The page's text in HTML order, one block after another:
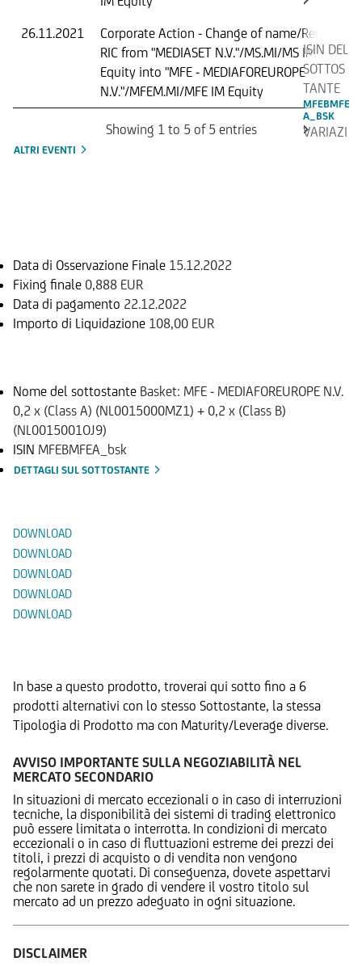
26.11.2021
Corporate Action - Change of name/Reuters
RIC from "MEDIASET N.V."/MS.MI/MS IM
Equity into "MFE - MEDIAFOREUROPE
N.V."/MFEM.MI/MFE IM Equity
ISIN DEL
SOTTOS
TANTE
MFEBMFE
A_BSK
VARIAZI
EUR
VALORE
Showing 1 to 5 of 5 entries
ALTRI EVENTI
Data di Osservazione Finale 15.12.2022
Fixing finale 0,888 EUR
Data di pagamento 22.12.2022
Importo di Liquidazione 108,00 EUR
Nome del sottostante Basket: MFE - MEDIAFOREUROPE N.V.
0,2 x (Class A) (NL0015000MZ1) + 0,2 x (Class B)
(NL0015001OJ9)
ISIN MFEBMFEA_bsk
DETTAGLI SUL SOTTOSTANTE
DOWNLOAD
DOWNLOAD
DOWNLOAD
DOWNLOAD
DOWNLOAD
In base a questo prodotto, troverai qui sotto fino a 6
prodotti alternativi con lo stesso Sottostante, la stessa
Tipologia di Prodotto ma con Maturity/Leverage diverse.
AVVISO IMPORTANTE SULLA NEGOZIABILITÀ NEL
MERCATO SECONDARIO
In situazioni di mercato eccezionali o in caso di interruzioni
tecniche, la disponibilità dei sistemi di trading elettronico
può essere limitata o interrotta. In condizioni di mercato
eccezionali o in caso di fluttuazioni estreme dei prezzi dei
titoli, i prezzi di acquisto o di vendita non vengono
regolarmente quotati. Di conseguenza, dovete aspettarvi
che non sarete in grado di vendere il vostro titolo sul
mercato ad un prezzo adeguato in ogni situazione.
DISCLAIMER